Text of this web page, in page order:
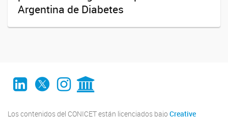
Argentina de Diabetes
LinkedIn
Twitter
Instagram
CONICET Digital
Los contenidos del CONICET están licenciados bajo Creative